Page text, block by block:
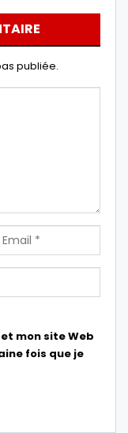
publiée.
mon site Web
fois que je